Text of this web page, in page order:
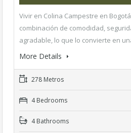
Vivir en Colina Campestre en
combinación de comodidad,
agradable, lo que lo convierte en
More Details
278 Metros
4 Bedrooms
4 Bathrooms